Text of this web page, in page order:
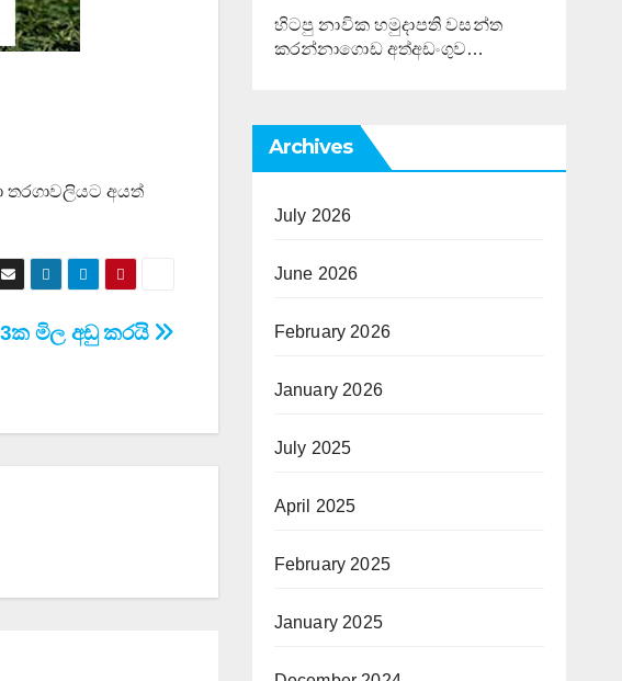
තරගාවලියට අයත්
මිල අඩු කරයි
හිටපු නාවික හමුදාපති වසන්ත
කරන්නාගොඩ අත්අඩංගුව…
Archives
July 2026
June 2026
February 2026
January 2026
July 2025
April 2025
February 2025
January 2025